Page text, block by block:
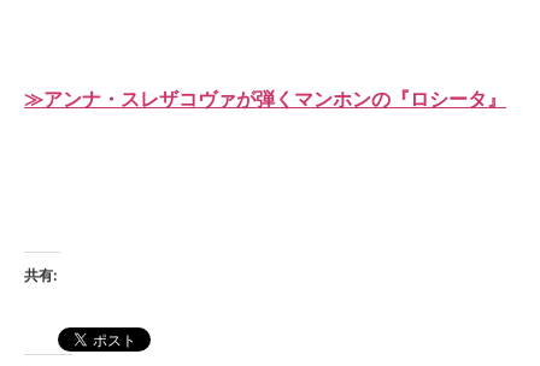
≫アンナ・スレザコヴァが弾くマンホンの『ロシータ』
共有: